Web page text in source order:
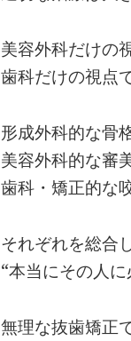
美容外科だけの
歯科だけの視点
形成外科的な骨
美容外科的な審
歯科・矯正的な
それぞれを総合
“本当にその人
無理な抜歯矯正